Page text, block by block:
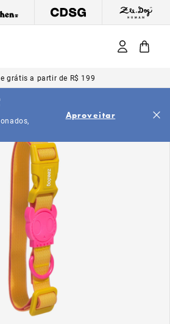
grátis a partir de R$ 199
Aproveitar